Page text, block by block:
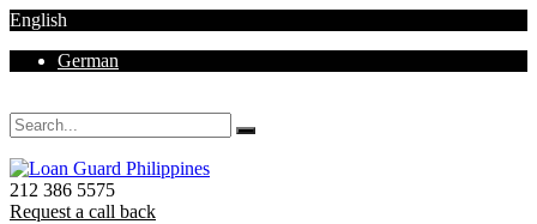
English
German
212 386 5575
Request a call back